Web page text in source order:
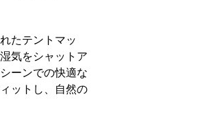
たテントマッ
気をシャットア
ーンでの快適な
ットし、自然の